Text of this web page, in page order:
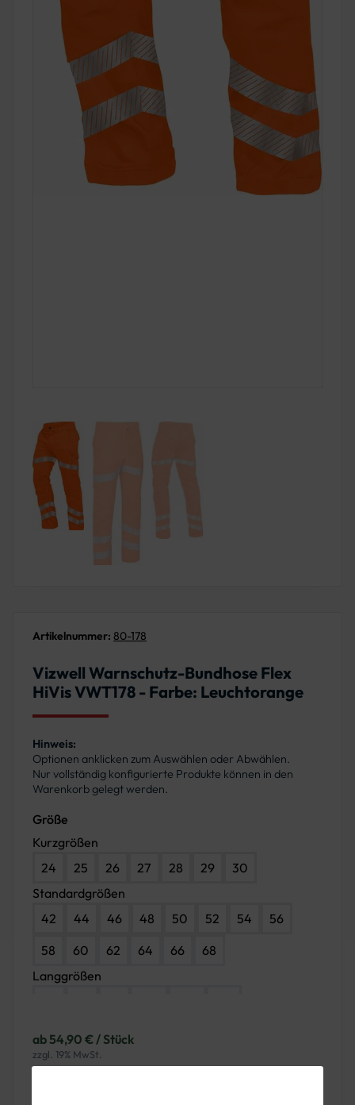
Artikelnummer: 80-178
Vizwell Warnschutz-Bundhose Flex
HiVis VWT178 - Farbe: Leuchtorange
Hinweis:
Optionen anklicken zum Auswählen oder Abwählen.
Nur vollständig konfigurierte Produkte können in den
Warenkorb gelegt werden.
Größe
Kurzgrößen
24
25 26 27 28 29
30
Standardgrößen
42
44 46 48 50 52 54
56
58
60 62 64 66
68
Langgrößen
ab 54,90 € / Stück
zzgl. 19% MwSt.